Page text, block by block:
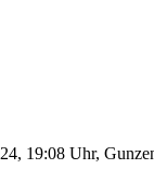
19:08 Uhr,